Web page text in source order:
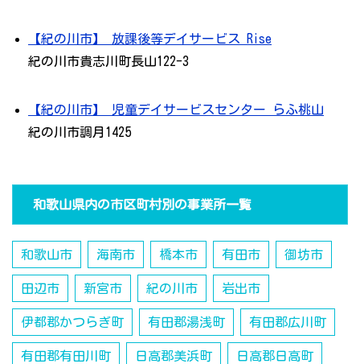
【紀の川市】 放課後等デイサービス Rise
紀の川市貴志川町長山122-3
【紀の川市】 児童デイサービスセンター らふ桃山
紀の川市調月1425
和歌山県内の市区町村別の事業所一覧
和歌山市 海南市 橋本市 有田市 御坊市
田辺市 新宮市 紀の川市 岩出市
伊都郡かつらぎ町 有田郡湯浅町 有田郡広川町
有田郡有田川町 日高郡美浜町 日高郡日高町